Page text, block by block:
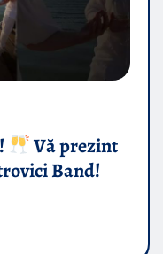
Vă prezint
Band!